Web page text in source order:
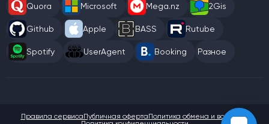
Quora Microsoft Mega.nz 2Gis
Github Apple BASS Rutube
Spotify UserAgent Booking Разное
Правила сервисаПубличная офертаПолитика обмена и возврата